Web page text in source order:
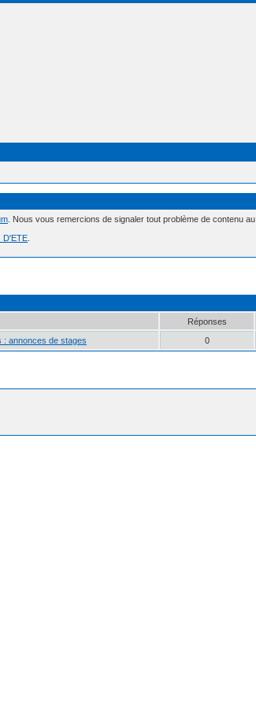
. Nous vous remercions de signaler tout problème de contenu au
D'ETE
Réponses
: annonces de stages 0